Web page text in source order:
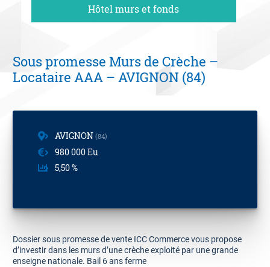
06 09 94 87 02
Estimation offerte
Hôtel murs et fonds
Sous promesse Murs de Crèche –
Locataire AAA – AVIGNON (84)
AVIGNON 84
980 000 Eu
5,50 %
Dossier sous promesse de vente ICC Commerce vous propose
d’investir dans les murs d’une crèche exploité par une grande
enseigne nationale. Bail 6 ans ferme